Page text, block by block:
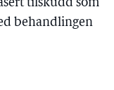
tilskudd som
behandlingen